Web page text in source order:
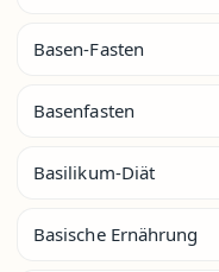
Basen-Fasten
Basenfasten
Basilikum-Diät
Basische Ernährung